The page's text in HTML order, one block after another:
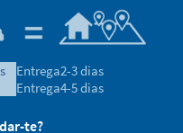
Entrega2-3 dias
Entrega4-5 dias
te?